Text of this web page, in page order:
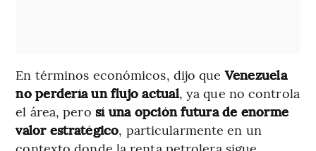
En términos económicos, dijo queVenezuela
no perdería un flujo actual, ya que no controla
el área, pero sí una opción futura de enorme
valor estratégico, particularmente en un